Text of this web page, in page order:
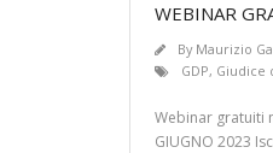
WEBINAR
By Maurizio
GDP, Giudice
Webinar gratuiti
GIUGNO 2023